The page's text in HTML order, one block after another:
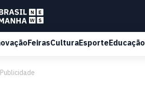
FeirasCulturaEsporteEducação
Publicidade